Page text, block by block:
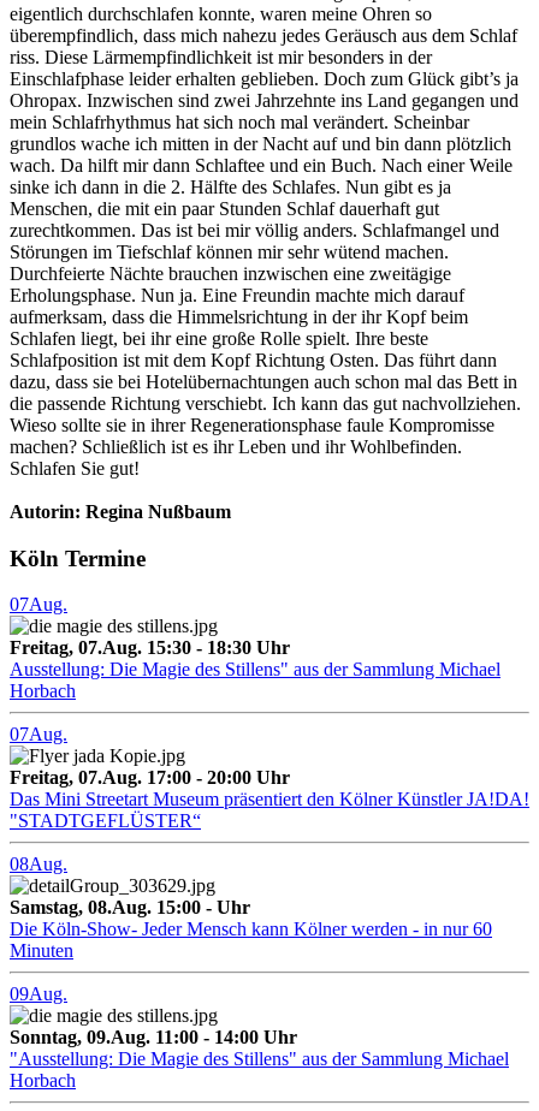
eigentlich durchschlafen konnte, waren meine Ohren so
überempfindlich, dass mich nahezu jedes Geräusch aus dem Schlaf
riss. Diese Lärmempfindlichkeit ist mir besonders in der
Einschlafphase leider erhalten geblieben. Doch zum Glück gibt’s ja
Ohropax. Inzwischen sind zwei Jahrzehnte ins Land gegangen und
mein Schlafrhythmus hat sich noch mal verändert. Scheinbar
grundlos wache ich mitten in der Nacht auf und bin dann plötzlich
wach. Da hilft mir dann Schlaftee und ein Buch. Nach einer Weile
sinke ich dann in die 2. Hälfte des Schlafes. Nun gibt es ja
Menschen, die mit ein paar Stunden Schlaf dauerhaft gut
zurechtkommen. Das ist bei mir völlig anders. Schlafmangel und
Störungen im Tiefschlaf können mir sehr wütend machen.
Durchfeierte Nächte brauchen inzwischen eine zweitägige
Erholungsphase. Nun ja. Eine Freundin machte mich darauf
aufmerksam, dass die Himmelsrichtung in der ihr Kopf beim
Schlafen liegt, bei ihr eine große Rolle spielt. Ihre beste
Schlafposition ist mit dem Kopf Richtung Osten. Das führt dann
dazu, dass sie bei Hotelübernachtungen auch schon mal das Bett in
die passende Richtung verschiebt. Ich kann das gut nachvollziehen.
Wieso sollte sie in ihrer Regenerationsphase faule Kompromisse
machen? Schließlich ist es ihr Leben und ihr Wohlbefinden.
Schlafen Sie gut!
Autorin: Regina Nußbaum
Köln Termine
07Aug.
Freitag, 07.Aug. 15:30 - 18:30 Uhr
Ausstellung: Die Magie des Stillens" aus der Sammlung Michael
Horbach
07Aug.
Freitag, 07.Aug. 17:00 - 20:00 Uhr
Das Mini Streetart Museum präsentiert den Kölner Künstler JA!DA!
"STADTGEFLÜSTER“
08Aug.
Samstag, 08.Aug. 15:00 - Uhr
Die Köln-Show- Jeder Mensch kann Kölner werden - in nur 60
Minuten
09Aug.
Sonntag, 09.Aug. 11:00 - 14:00 Uhr
"Ausstellung: Die Magie des Stillens" aus der Sammlung Michael
Horbach